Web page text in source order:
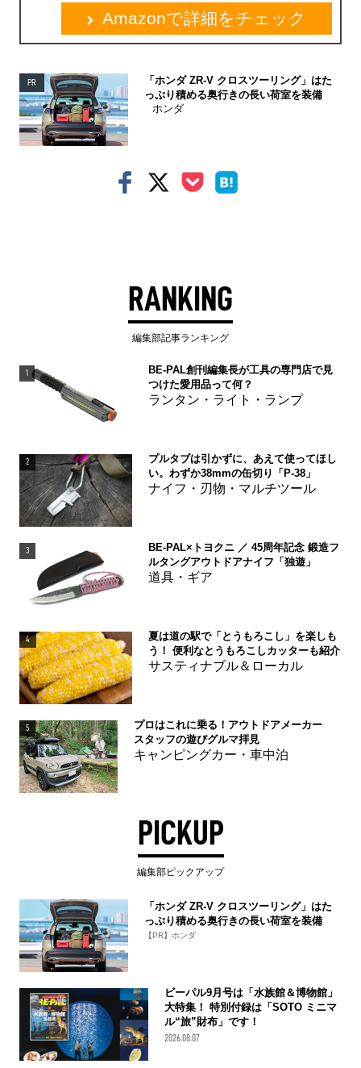
Amazonで詳細をチェック
PR
「ホンダ ZR-V クロスツーリング」はた
っぷり積める奥行きの長い荷室を装備
ホンダ
RANKING
編集部記事ランキング
1
BE-PAL創刊編集長が工具の専門店で見
つけた愛用品って何？
ランタン・ライト・ランプ
2
プルタブは引かずに、あえて使ってほし
い。わずか38mmの缶切り「P-38」
ナイフ・刃物・マルチツール
3
BE-PAL×トヨクニ ／ 45周年記念 鍛造フ
ルタングアウトドアナイフ「独遊」
道具・ギア
4
夏は道の駅で「とうもろこし」を楽しも
う！ 便利なとうもろこしカッターも紹介
サスティナブル＆ローカル
5
プロはこれに乗る！アウトドアメーカー
スタッフの遊びグルマ拝見
キャンピングカー・車中泊
PICKUP
編集部ピックアップ
「ホンダ ZR-V クロスツーリング」はた
っぷり積める奥行きの長い荷室を装備
【PR】ホンダ
ビーパル9月号は「水族館＆博物館」
大特集！ 特別付録は「SOTO ミニマ
ル“旅”財布」です！
2026.08.07